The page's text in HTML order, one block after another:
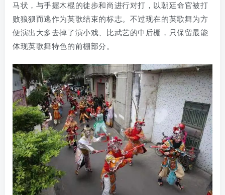
马状，与手握木棍的徒步和尚进行对打，以朝廷命官被打
败狼狈而逃作为英歌结束的标志。不过现在的英歌舞为方
便演出大多去掉了演小戏、比武艺的中后棚，只保留最能
体现英歌舞特色的前棚部分。